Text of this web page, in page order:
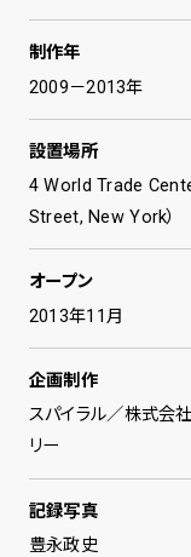
制作年
2009－2013年
設置場所
4 World Trade
Street, New York）
オープン
2013年11月
企画制作
スパイラル／株式会
リー
記録写真
豊永政史